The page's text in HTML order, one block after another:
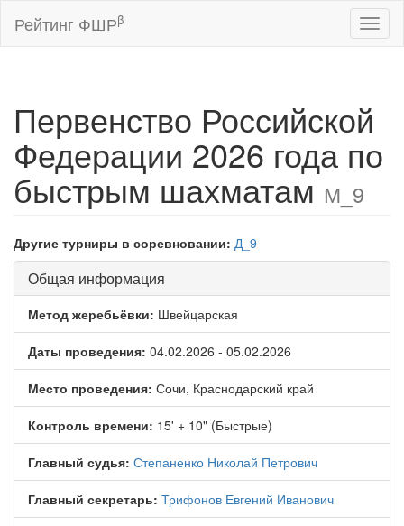
Рейтинг ФШРβ
Первенство Российской
Федерации 2026 года по
быстрым шахматамМ_9
Другие турниры в соревновании: Д_9
Общая информация
Метод жеребьёвки: Швейцарская
Даты проведения: 04.02.2026 - 05.02.2026
Место проведения: Сочи, Краснодарский край
Контроль времени: 15' + 10" (Быстрые)
Главный судья: Степаненко Николай Петрович
Главный секретарь: Трифонов Евгений Иванович